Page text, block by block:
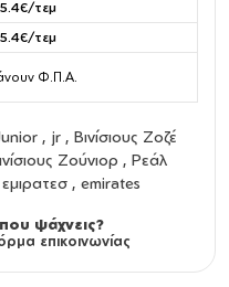
τεμ
τεμ
Φ.Π.Α.
, jr , Βινίσιους Ζοζέ
Ζούνιορ , Ρεάλ
, emirates
ψάχνεις?
επικοινωνίας